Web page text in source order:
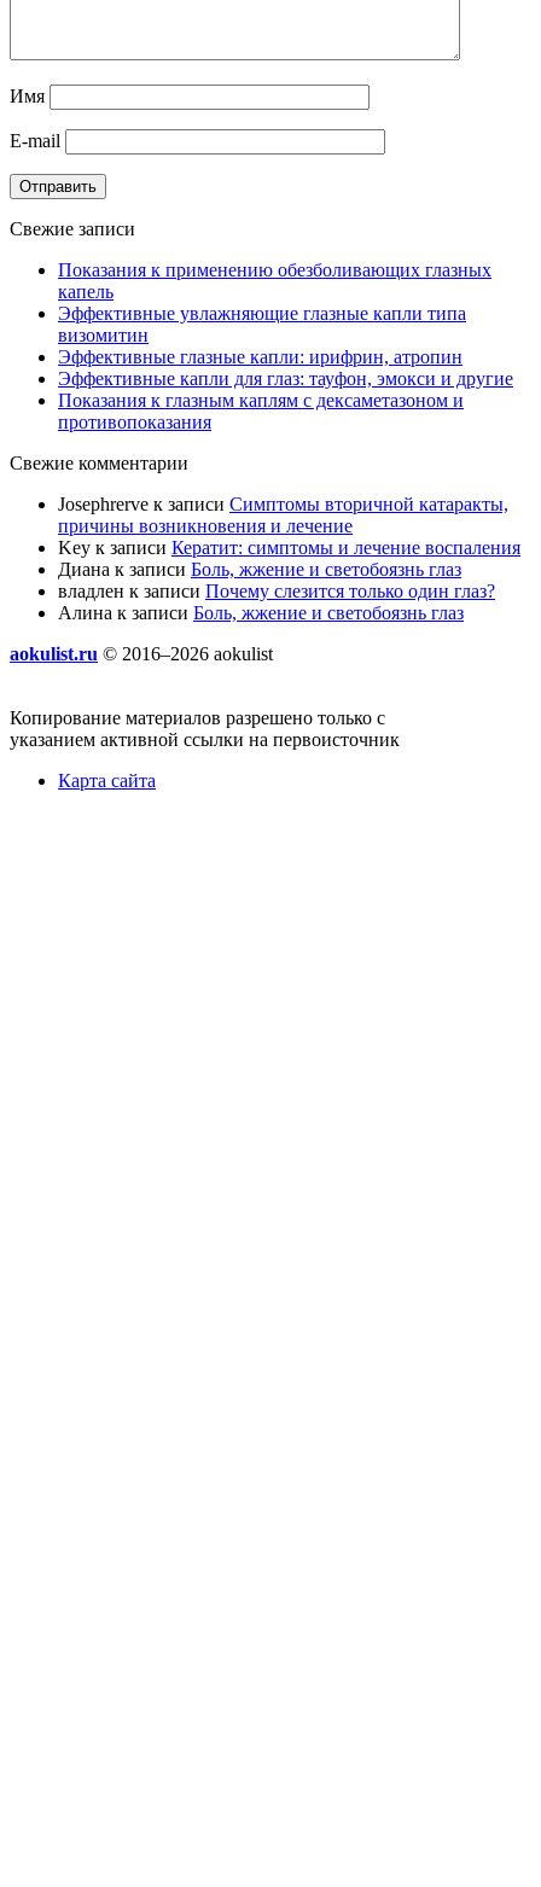
Имя
E-mail
Отправить
Свежие записи
Показания к применению обезболивающих глазных
капель
Эффективные увлажняющие глазные капли типа
визомитин
Эффективные глазные капли: ирифрин, атропин
Эффективные капли для глаз: тауфон, эмокси и другие
Показания к глазным каплям с дексаметазоном и
противопоказания
Свежие комментарии
Josephrerve к записи Симптомы вторичной катаракты,
причины возникновения и лечение
Key к записи Кератит: симптомы и лечение воспаления
Диана к записи Боль, жжение и светобоязнь глаз
владлен к записи Почему слезится только один глаз?
Алина к записи Боль, жжение и светобоязнь глаз
aokulist.ru © 2016–2026 aokulist
Копирование материалов разрешено только с
указанием активной ссылки на первоисточник
Карта сайта